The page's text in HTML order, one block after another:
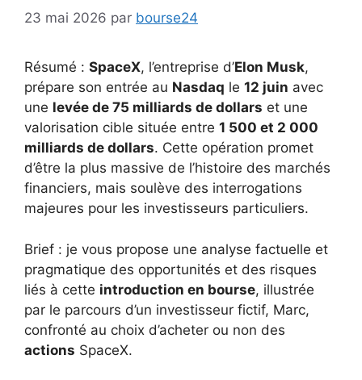
23 mai 2026 par bourse24
Résumé : SpaceX, l’entreprise d’Elon Musk,
prépare son entrée au Nasdaq le 12 juin avec
une levée de 75 milliards de dollars et une
valorisation cible située entre 1 500 et 2 000
milliards de dollars. Cette opération promet
d’être la plus massive de l’histoire des marchés
financiers, mais soulève des interrogations
majeures pour les investisseurs particuliers.
Brief : je vous propose une analyse factuelle et
pragmatique des opportunités et des risques
liés à cette introduction en bourse, illustrée
par le parcours d’un investisseur fictif, Marc,
confronté au choix d’acheter ou non des
actions SpaceX.